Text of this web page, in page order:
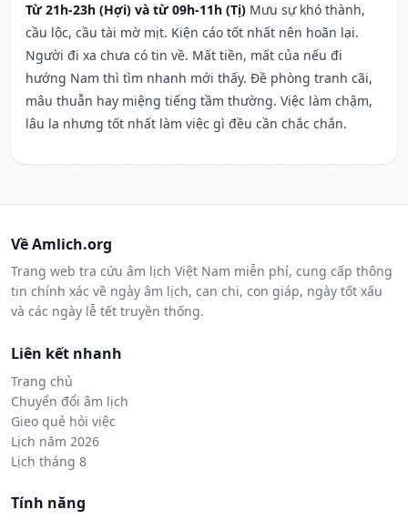
Từ 21h-23h (Hợi) và từ 09h-11h (Tị) Mưu sự khó thành,
cầu lộc, cầu tài mờ mịt. Kiện cáo tốt nhất nên hoãn lại.
Người đi xa chưa có tin về. Mất tiền, mất của nếu đi
hướng Nam thì tìm nhanh mới thấy. Đề phòng tranh cãi,
mâu thuẫn hay miệng tiếng tầm thường. Việc làm chậm,
lâu la nhưng tốt nhất làm việc gì đều cần chắc chắn.
Về Amlich.org
Trang web tra cứu âm lịch Việt Nam miễn phí, cung cấp thông
tin chính xác về ngày âm lịch, can chi, con giáp, ngày tốt xấu
và các ngày lễ tết truyền thống.
Liên kết nhanh
Trang chủ
Chuyển đổi âm lịch
Gieo quẻ hỏi việc
Lịch năm 2026
Lịch tháng 8
Tính năng